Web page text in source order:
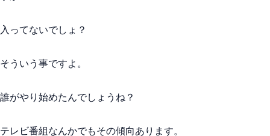
入ってないでしょ？
そういう事ですよ。
誰がやり始めたんでしょうね？
テレビ番組なんかでもその傾向あります。